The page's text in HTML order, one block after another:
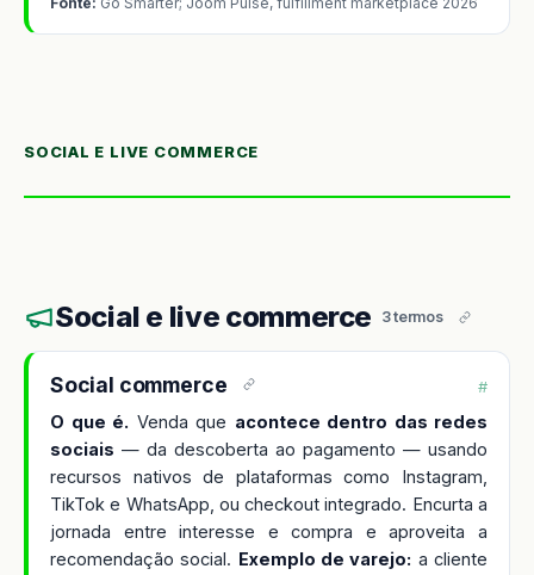
SOCIAL E LIVE COMMERCE
Social e live commerce 3 termos
Social commerce #
O que é. Venda que acontece dentro das redes
sociais — da descoberta ao pagamento — usando
recursos nativos de plataformas como Instagram,
TikTok e WhatsApp, ou checkout integrado. Encurta a
jornada entre interesse e compra e aproveita a
recomendação social. Exemplo de varejo: a cliente